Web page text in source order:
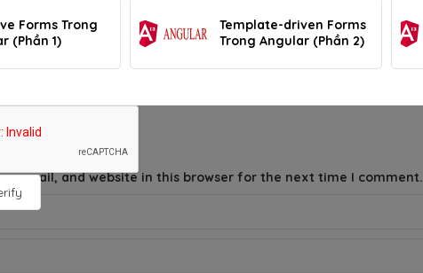
Forms Trong
(Phần 1)
Template-driven Forms
Trong Angular (Phần 2)
email, and website in this browser for the next time I comment.